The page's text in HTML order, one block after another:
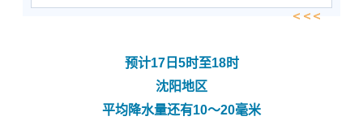
预计17日5时至18时
沈阳地区
平均降水量还有10～20毫米